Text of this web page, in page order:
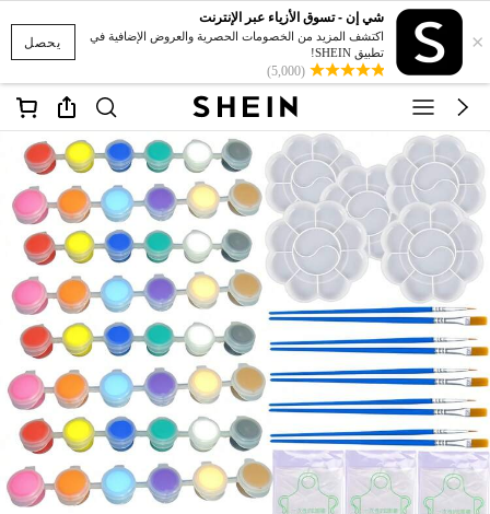
يحصل ×
شي إن - تسوق الأزياء عبر الإنترنت
اكتشف المزيد من الخصومات الحصرية والعروض الإضافية في
تطبيق SHEIN!
(5,000)